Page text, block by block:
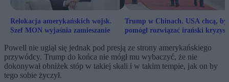
Relokacja amerykańskich wojsk.
Szef MON wyjaśnia zamieszanie
Trump w Chinach. USA chcą,
pomógł rozwiązać irański kryzys
Powell nie ugiął się jednak pod presją ze strony amerykańskiego
przywódcy. Trump do końca nie mógł mu wybaczyć, że nie
dokonywał obniżek stóp w takiej skali i w takim tempie, jak on by
tego sobie życzył.